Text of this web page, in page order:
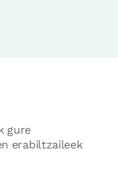
gure
erabiltzaileek